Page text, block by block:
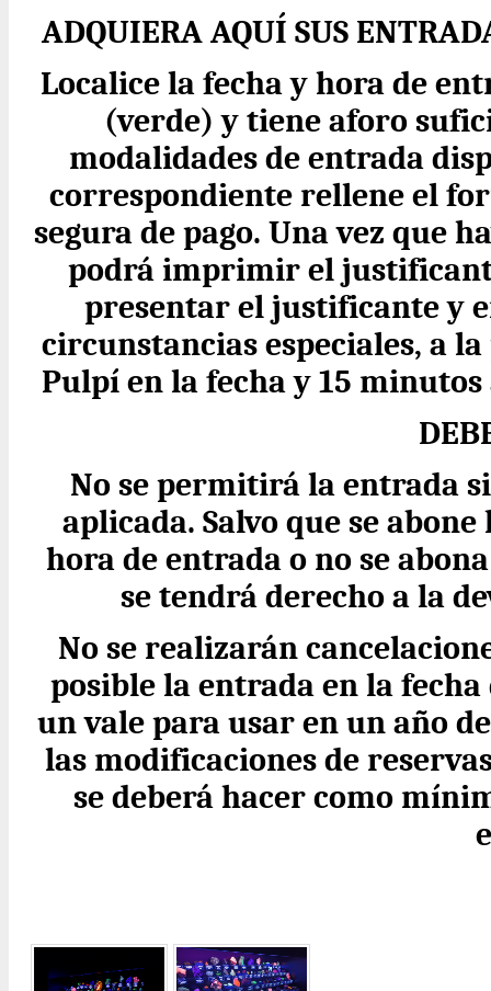
ADQUIERA AQUÍ SUS
Localice la fecha y hora de
(verde) y tiene aforo
modalidades de entrada
correspondiente rellene el
segura de pago. Una vez que
podrá imprimir el
presentar el justificante y
circunstancias especiales, a
Pulpí en la fecha y 15
No se permitirá la entrada
aplicada. Salvo que se
hora de entrada o no se
se tendrá derecho a la
No se realizarán
posible la entrada en la
un vale para usar en un año
las modificaciones de
se deberá hacer como